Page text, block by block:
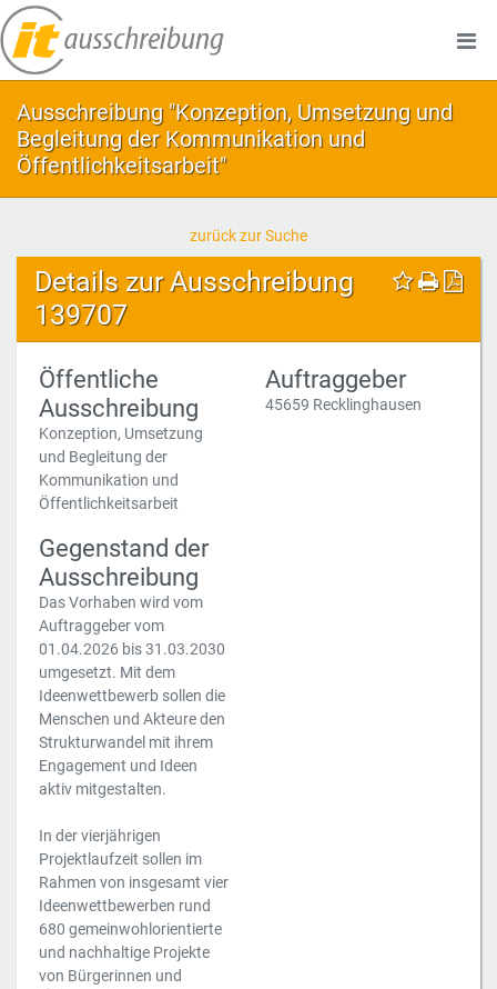
Ausschreibung "Konzeption, Umsetzung und
Begleitung der Kommunikation und
Öffentlichkeitsarbeit"
zurück zur Suche
Details zur Ausschreibung
139707
Öffentliche
Ausschreibung
Konzeption, Umsetzung
und Begleitung der
Kommunikation und
Öffentlichkeitsarbeit
Gegenstand der
Ausschreibung
Das Vorhaben wird vom
Auftraggeber vom
01.04.2026 bis 31.03.2030
umgesetzt. Mit dem
Ideenwettbewerb sollen die
Menschen und Akteure den
Strukturwandel mit ihrem
Engagement und Ideen
aktiv mitgestalten.
In der vierjährigen
Projektlaufzeit sollen im
Rahmen von insgesamt vier
Ideenwettbewerben rund
680 gemeinwohlorientierte
und nachhaltige Projekte
von Bürgerinnen und
Auftraggeber
45659 Recklinghausen